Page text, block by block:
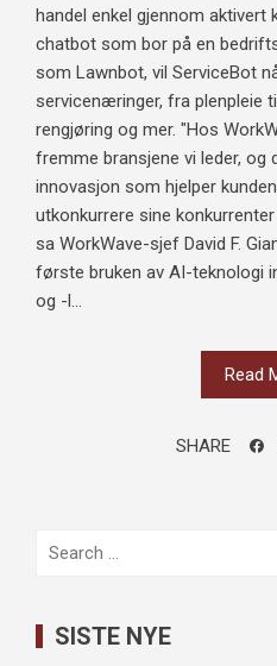
handel enkel gjennom aktivert
chatbot som bor på en
som Lawnbot, vil ServiceBot
servicenæringer, fra plenpleie
rengjøring og mer. "Hos
fremme bransjene vi leder,
innovasjon som hjelper
utkonkurrere sine
sa WorkWave-sjef David F.
første bruken av AI-teknologi
og -l...
Read
SHARE
Search
SISTE NYE